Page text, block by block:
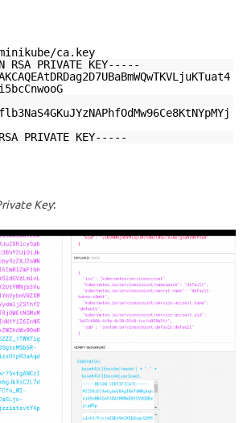
ca.key
RSA PRIVATE KEY-----
PRIVATE KEY-----
Key: